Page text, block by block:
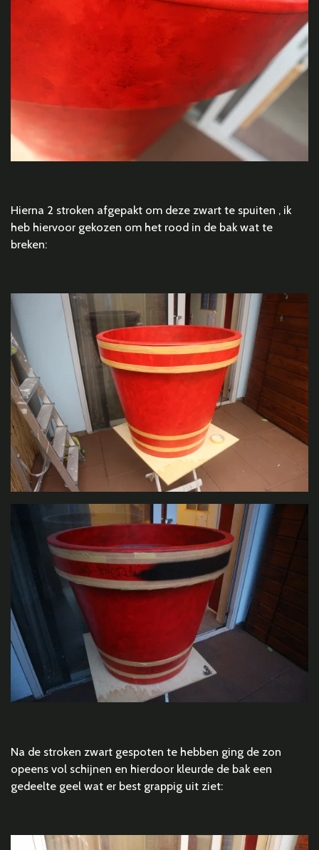
Hierna 2 stroken afgepakt om deze zwart te spuiten , ik
heb hiervoor gekozen om het rood in de bak wat te
breken:
Na de stroken zwart gespoten te hebben ging de zon
opeens vol schijnen en hierdoor kleurde de bak een
gedeelte geel wat er best grappig uit ziet: